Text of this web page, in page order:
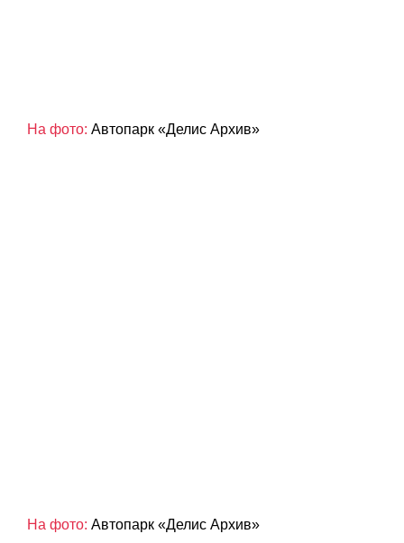
На фото: Автопарк «Делис Архив»
На фото: Автопарк «Делис Архив»